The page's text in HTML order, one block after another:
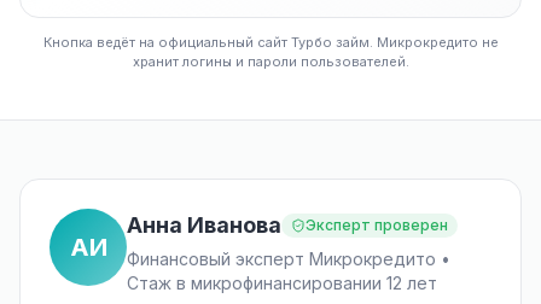
Кнопка ведёт на официальный сайт Турбо займ. Микрокредито не
хранит логины и пароли пользователей.
АИ
Анна Иванова Эксперт проверен
Финансовый эксперт Микрокредито •
Стаж в микрофинансировании 12 лет